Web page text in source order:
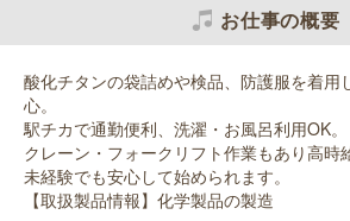
お仕事の概要
酸化チタンの袋詰めや検品、防護服を着用
心。
駅チカで通勤便利、洗濯・お風呂利用OK。
クレーン・フォークリフト作業もあり高時
未経験でも安心して始められます。
【取扱製品情報】化学製品の製造